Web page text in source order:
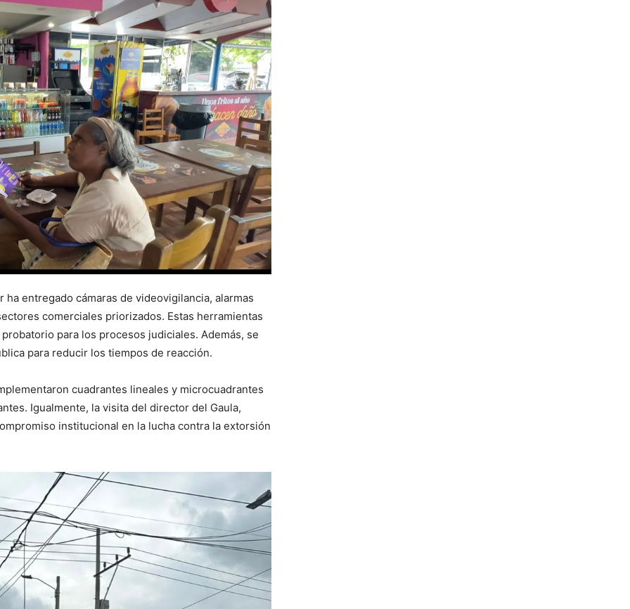
entregado cámaras de videovigilancia, alarmas
comerciales priorizados. Estas herramientas
para los procesos judiciales. Además, se
para reducir los tiempos de reacción.
cuadrantes lineales y microcuadrantes
Igualmente, la visita del director del Gaula,
institucional en la lucha contra la extorsión